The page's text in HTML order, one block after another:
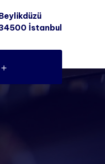
İstanbul